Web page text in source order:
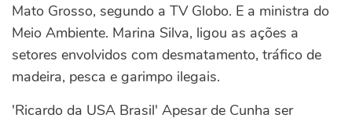
Mato Grosso, segundo a TV Globo. E a ministra do
Meio Ambiente. Marina Silva, ligou as ações a
setores envolvidos com desmatamento, tráfico de
madeira, pesca e garimpo ilegais.
'Ricardo da USA Brasil' Apesar de Cunha ser